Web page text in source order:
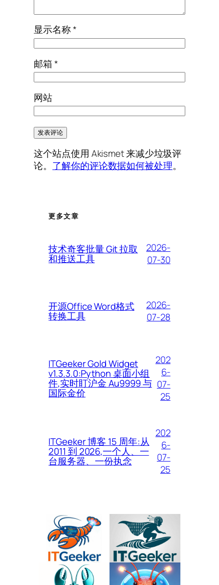
显示名称*
邮箱*
网站
这个站点使用 Akismet 来减少垃圾评
论。 了解你的评论数据如何被处理。
更多文章
技术奇客批量 Git 拉取
和推送工具
2026-
07-30
开源Office Word格式
转换工具
2026-
07-28
ITGeeker Gold Widget
v1.3.3.0:Python 桌面小组
件,实时盯沪金 Au9999 与
国际金价
202
6-
07-
25
ITGeeker 博客 15 周年:从
2011 到 2026,一个人、一
台服务器、一份执念
202
6-
07-
25